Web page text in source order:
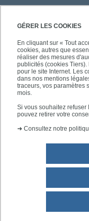
GÉRER LES COOKIES
En cliquant sur « Tout
cookies, autres que
réaliser des mesures
publicités (cookies
pour le site Internet. Les
dans nos mentions
traceurs, vos paramètres
mois.
Si vous souhaitez
pouvez retirer votre
➜ Consultez notre
PRATIQUE
ACCÈS RAPIDES
SUIVEZ-NOUS
Mentions légales